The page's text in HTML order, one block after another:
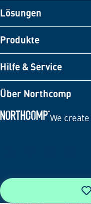
Lösungen
Produkte
Hilfe & Service
Über Northcomp
We